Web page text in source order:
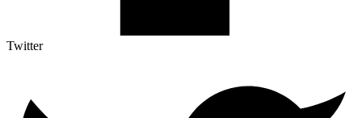
Twitter